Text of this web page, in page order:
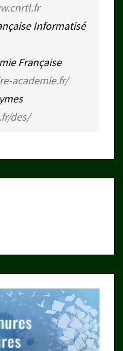
Informatisé
Française
academie.fr/
des/